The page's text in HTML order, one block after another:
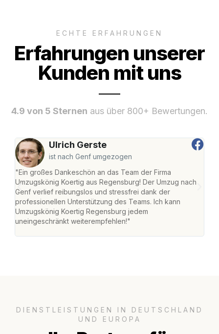
ECHTE ERFAHRUNGEN
Erfahrungen unserer
Kunden mit uns
4.9 von 5 Sternen aus über 800+ Bewertungen.
Ulrich Gerste
ist nach Genf umgezogen
"Ein großes Dankeschön an das Team der Firma
Umzugskönig Koertig aus Regensburg! Der Umzug nach
Genf verlief reibungslos und stressfrei dank der
professionellen Unterstützung des Teams. Ich kann
Umzugskönig Koertig Regensburg jedem
uneingeschränkt weiterempfehlen!"
DIENSTLEISTUNGEN IN DEUTSCHLAND
UND EUROPA